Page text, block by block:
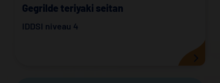
Gegrilde teriyaki seitan
IDDSI niveau 4